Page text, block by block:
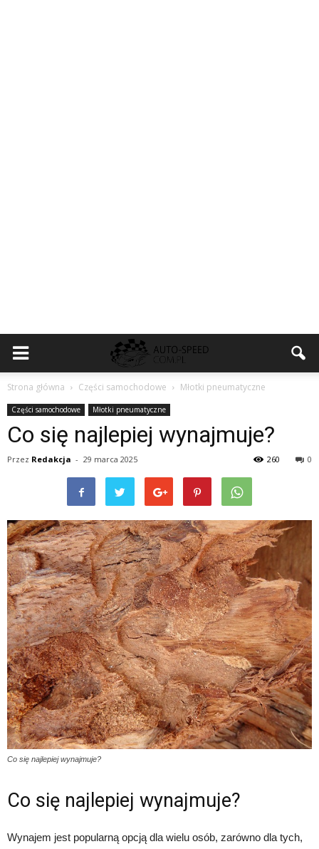
Strona główna Części samochodowe Młotki pneumatyczne
Części samochodowe Młotki pneumatyczne
Co się najlepiej wynajmuje?
Przez Redakcja - 29 marca 2025 0
260
Co się najlepiej wynajmuje?
Co się najlepiej wynajmuje?
Wynajem jest popularną opcją dla wielu osób, zarówno dla tych,